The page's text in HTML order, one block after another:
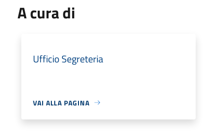
A cura di
Ufficio Segreteria
VAI ALLA PAGINA